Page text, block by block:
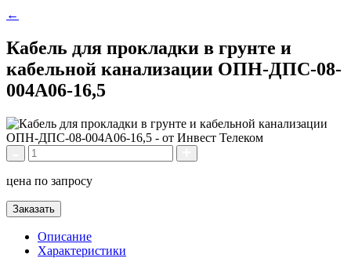
←
Кабель для прокладки в грунте и
кабельной канализации ОПН-ДПС-08-
004А06-16,5
цена по запросу
Заказать
Описание
Характеристики